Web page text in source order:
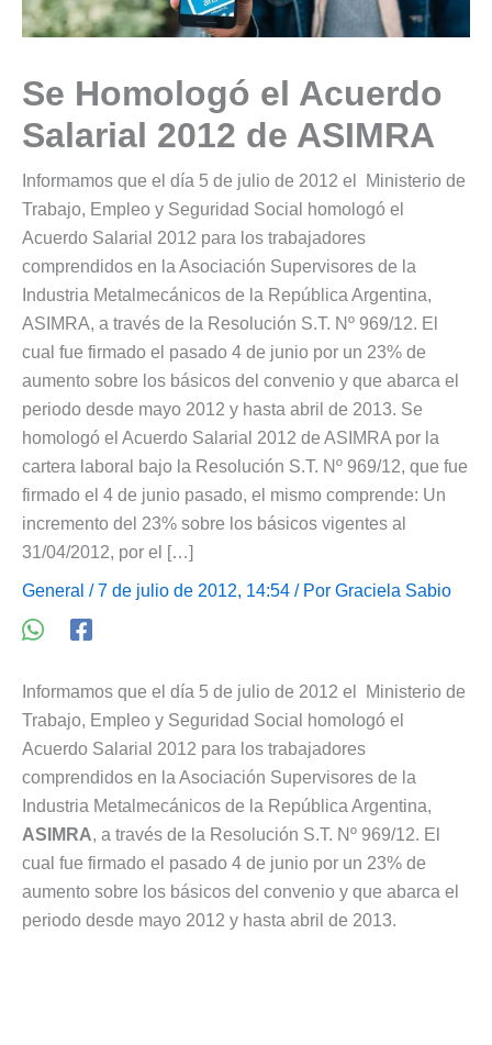
Se Homologó el Acuerdo
Salarial 2012 de ASIMRA
Informamos que el día 5 de julio de 2012 el Ministerio de
Trabajo, Empleo y Seguridad Social homologó el
Acuerdo Salarial 2012 para los trabajadores
comprendidos en la Asociación Supervisores de la
Industria Metalmecánicos de la República Argentina,
ASIMRA, a través de la Resolución S.T. Nº 969/12. El
cual fue firmado el pasado 4 de junio por un 23% de
aumento sobre los básicos del convenio y que abarca el
periodo desde mayo 2012 y hasta abril de 2013. Se
homologó el Acuerdo Salarial 2012 de ASIMRA por la
cartera laboral bajo la Resolución S.T. Nº 969/12, que fue
firmado el 4 de junio pasado, el mismo comprende: Un
incremento del 23% sobre los básicos vigentes al
31/04/2012, por el […]
General / 7 de julio de 2012, 14:54 / Por Graciela Sabio
Informamos que el día 5 de julio de 2012 el Ministerio de
Trabajo, Empleo y Seguridad Social homologó el
Acuerdo Salarial 2012 para los trabajadores
comprendidos en la Asociación Supervisores de la
Industria Metalmecánicos de la República Argentina,
ASIMRA, a través de la Resolución S.T. Nº 969/12. El
cual fue firmado el pasado 4 de junio por un 23% de
aumento sobre los básicos del convenio y que abarca el
periodo desde mayo 2012 y hasta abril de 2013.